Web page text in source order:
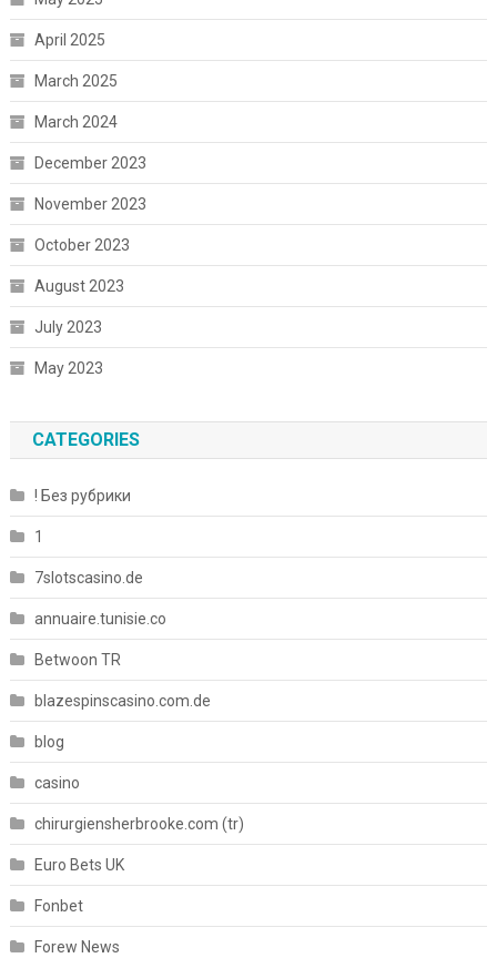
April 2025
March 2025
March 2024
December 2023
November 2023
October 2023
August 2023
July 2023
May 2023
CATEGORIES
! Без рубрики
1
7slotscasino.de
annuaire.tunisie.co
Betwoon TR
blazespinscasino.com.de
blog
casino
chirurgiensherbrooke.com (tr)
Euro Bets UK
Fonbet
Forew News